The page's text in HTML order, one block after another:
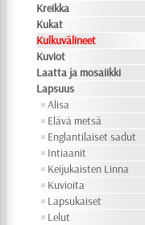
Kreikka
Kukat
Kulkuvälineet
Kuviot
Laatta ja mosaiikki
Lapsuus
Alisa
Elävä metsä
Englantilaiset sadut
Intiaanit
Keijukaisten Linna
Kuvioita
Lapsukaiset
Lelut